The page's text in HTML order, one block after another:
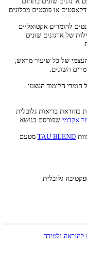
או פוסטים מבלוגים.
לחומרים אקטואליים
של ארגונים שונים
של כל שיעור מראש,
השונים.
חומרי הלימוד העצמי
בהוראת בריאות גלובלית
אקדמי שפורסם בנושא.
TAU BLEND מטעם
גלובלית